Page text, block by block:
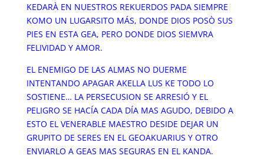
KEDARÀ EN NUESTROS REKUERDOS PADA SIEMPRE
KOMO UN LUGARSITO MÁS, DONDE DIOS POSÒ SUS
PIES EN ESTA GEA, PERO DONDE DIOS SIEMVRA
FELIVIDAD Y AMOR.
EL ENEMIGO DE LAS ALMAS NO DUERME
INTENTANDO APAGAR AKELLA LUS KE TODO LO
SOSTIENE… LA PERSECUSION SE ARRESIÓ Y EL
PELIGRO SE HACÍA CADA DÍA MAS AGUDO, DEBIDO A
ESTO EL VENERABLE MAESTRO DESIDE DEJAR UN
GRUPITO DE SERES EN EL GEOAKUARIUS Y OTRO
ENVIARLO A GEAS MAS SEGURAS EN EL KANDA.